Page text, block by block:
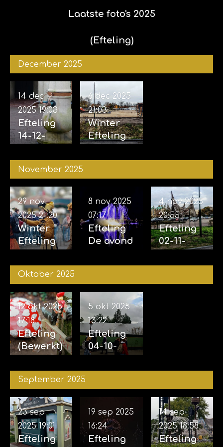
Laatste foto's 2025
(Efteling)
December 2025
Efteling
14-12-
14 dec
2025 19:03
Winter
Efteling
2025
6 dec 2025
21:03
November 2025
Winter
Efteling
2025
29 nov
2025 21:20
Efteling
De avond
vijf
07-11-2025
8 nov 2025
07:17
Efteling
02-11-
04-11-
4 nov 2025
20:55
Oktober 2025
Efteling
(Bewerkt)
2025
12 okt 2025
17:18
Efteling
04-10-
5 okt 2025
13:22
September 2025
Efteling
23 sep
2025 19:01
Efteling
19 sep 2025
16:24
Efteling
14 sep
2025 18:58